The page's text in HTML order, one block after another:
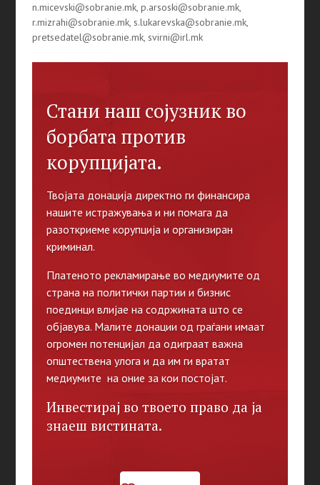
n.micevski@sobranie.mk, p.arsoski@sobranie.mk,
r.mizrahi@sobranie.mk, s.lukarevska@sobranie.mk,
pretsedatel@sobranie.mk, svirni@irl.mk
Стани наш сојузник во
борбата против
корупцијата.
Твојата донација директно ги финансира
нашите истражувања и ни помага да
разоткриеме корупција и организиран
криминал.
Платеното рекламирање во медиумите од
страна на политички партии и бизнис
поединци влијае на содржината што се
објавува. Малите донации од граѓани имаат
огромен потенцијал да одиграат важна
општествена улога и да им ги вратат
медиумите на оние за кои постојат.
Инвестирај во твоето право да ја
знаеш вистината.